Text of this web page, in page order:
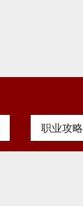
职业攻略